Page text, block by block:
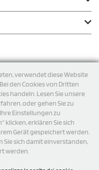
verwendet diese Website
den Cookies von Dritten
handeln. Lesen Sie unsere
oder gehen Sie zu
Ihre Einstellungen zu
klicken, erklären Sie sich
Gerät gespeichert werden.
Sie sich damit einverstanden,
werden.